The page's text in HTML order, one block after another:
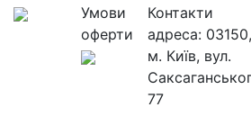
Умови
оферти
Контакти
адреса: 03150,
м. Київ, вул.
77